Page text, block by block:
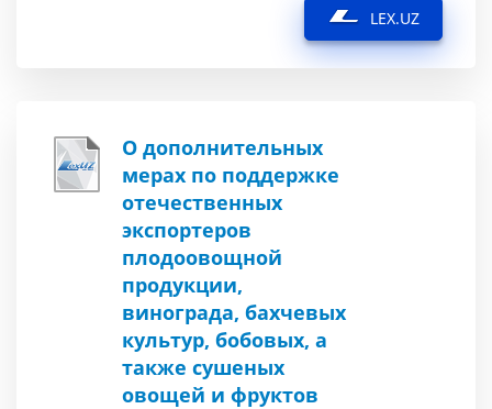
LEX.UZ
О дополнительных
мерах по поддержке
отечественных
экспортеров
плодоовощной
продукции,
винограда, бахчевых
культур, бобовых, а
также сушеных
овощей и фруктов